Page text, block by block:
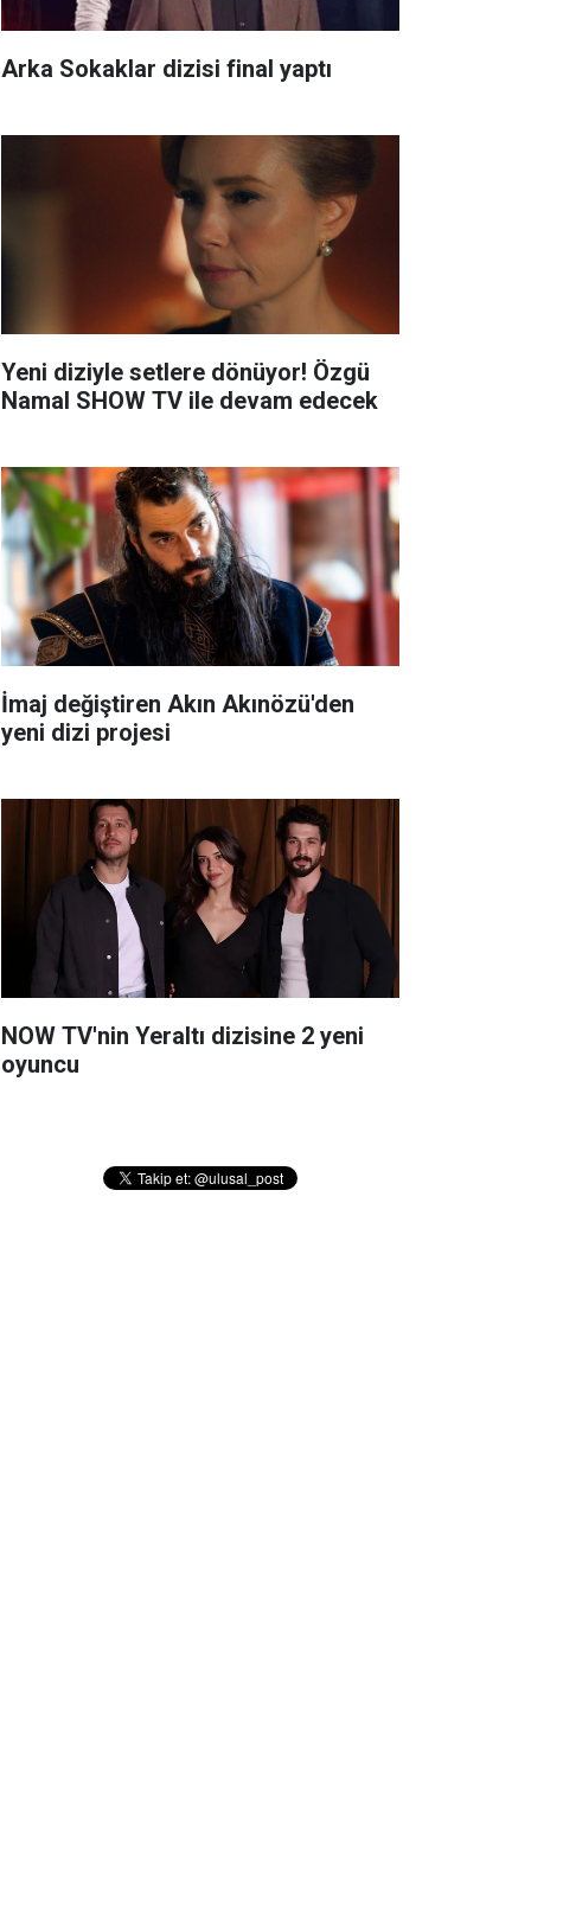
Arka Sokaklar dizisi final yaptı
Yeni diziyle setlere dönüyor! Özgü
Namal SHOW TV ile devam edecek
İmaj değiştiren Akın Akınözü'den
yeni dizi projesi
NOW TV'nin Yeraltı dizisine 2 yeni
oyuncu